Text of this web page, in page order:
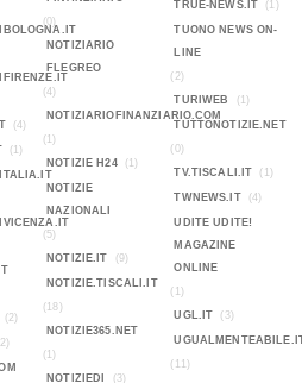
(4)
(1)
(2)
(0)
NOTIZIARIO
FLEGREO
(4)
NOTIZIARIOFINANZIARIO.COM
(1)
NOTIZIE H24
(1)
NOTIZIE
NAZIONALI
(5)
NOTIZIE.IT
(9)
NOTIZIE.TISCALI.IT
(18)
NOTIZIE365.NET
(1)
NOTIZIEDI
(3)
TRUE-NEWS.IT
(1)
TUONO NEWS ON-
LINE
(2)
TURIWEB
(1)
TUTTONOTIZIE.NET
(0)
TV.TISCALI.IT
(1)
TWNEWS.IT (4)
UDITE UDITE!
MAGAZINE
ONLINE
(1)
UGL.IT
(3)
(11)